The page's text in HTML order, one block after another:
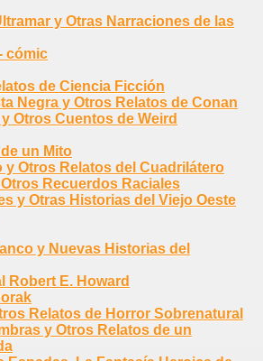
y Otras Narraciones de las
cómic
de Ciencia Ficción
Negra y Otros Relatos de Conan
Otros Cuentos de Weird
un Mito
y Otros Relatos del Cuadrilátero
Recuerdos Raciales
y Otras Historias del Viejo Oeste
y Nuevas Historias del
Robert E. Howard
Relatos de Horror Sobrenatural
y Otros Relatos de un